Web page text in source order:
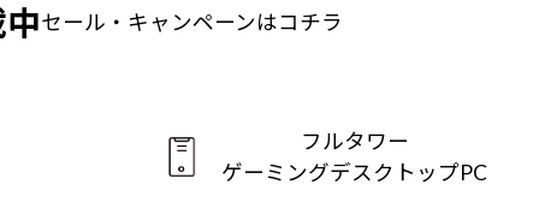
セール・キャンペーンはコチラ
フルタワー
ゲーミングデスクトップPC